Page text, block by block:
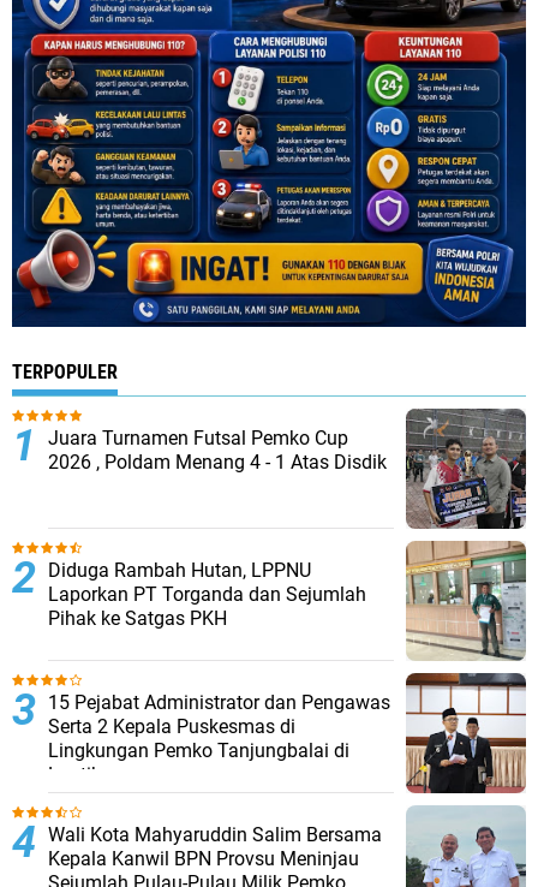
TERPOPULER
Juara Turnamen Futsal Pemko Cup
2026 , Poldam Menang 4 - 1 Atas Disdik
Diduga Rambah Hutan, LPPNU
Laporkan PT Torganda dan Sejumlah
Pihak ke Satgas PKH
15 Pejabat Administrator dan Pengawas
Serta 2 Kepala Puskesmas di
Lingkungan Pemko Tanjungbalai di
Lantik
Wali Kota Mahyaruddin Salim Bersama
Kepala Kanwil BPN Provsu Meninjau